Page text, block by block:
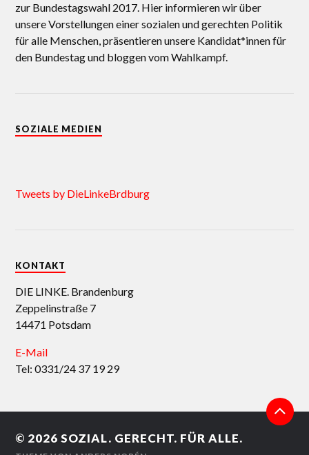
zur Bundestagswahl 2017. Hier informieren wir über
unsere Vorstellungen einer sozialen und gerechten Politik
für alle Menschen, präsentieren unsere Kandidat*innen für
den Bundestag und bloggen vom Wahlkampf.
SOZIALE MEDIEN
Tweets by DieLinkeBrdburg
KONTAKT
DIE LINKE. Brandenburg
Zeppelinstraße 7
14471 Potsdam
E-Mail
Tel: 0331/24 37 19 29
© 2026SOZIAL. GERECHT. FÜR ALLE.